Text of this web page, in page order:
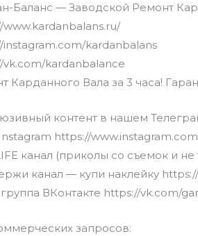
Баланс — Заводской Ремонт
www.kardanbalans.ru/
instagram.com/kardanbalans
vk.com/kardanbalance
Карданного Вала за 3 часа!
контент в нашем
https://
канал (приколы со съемок и не
канал — купи наклейку
ВКонтакте https://vk.com/
запросов: